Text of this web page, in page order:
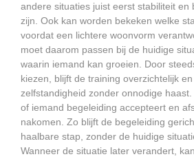
andere situaties juist eerst stabiliteit en
zijn. Ook kan worden bekeken welke
voordat een lichtere woonvorm
moet daarom passen bij de huidige
waarin iemand kan groeien. Door
kiezen, blijft de training overzichtelijk
zelfstandigheid zonder onnodige
of iemand begeleiding accepteert en
nakomen. Zo blijft de begeleiding
haalbare stap, zonder de huidige
Wanneer de situatie later verandert,